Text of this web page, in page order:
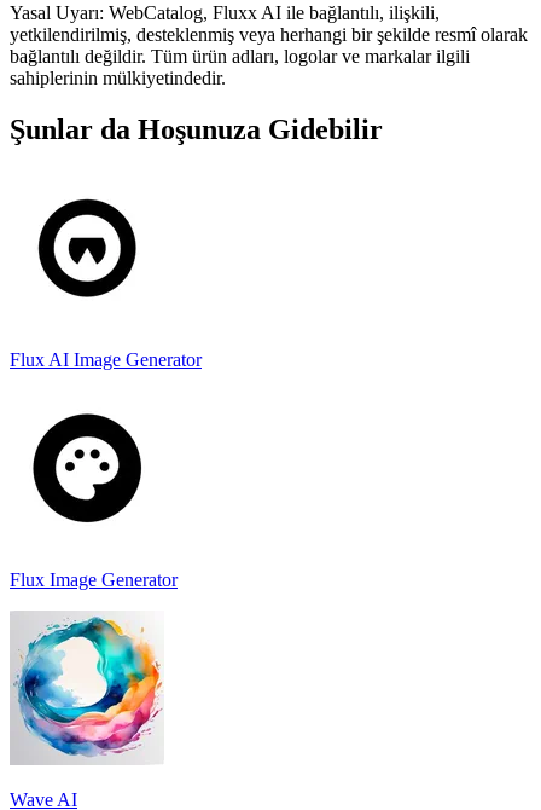
Yasal Uyarı: WebCatalog, Fluxx AI ile bağlantılı, ilişkili,
yetkilendirilmiş, desteklenmiş veya herhangi bir şekilde resmî olarak
bağlantılı değildir. Tüm ürün adları, logolar ve markalar ilgili
sahiplerinin mülkiyetindedir.
Şunlar da Hoşunuza Gidebilir
Flux AI Image Generator
Flux Image Generator
Wave AI